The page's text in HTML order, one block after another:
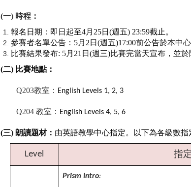
(一) 時程：
報名日期 ： 即日起至4月25日(週五) 23:59截止。
參賽者名單公告： 5月2 日 (週五)17:00前公告於本中心
比賽結果發布: 5月21 日(週三)比賽完當天宣布，並於
(二) 比賽地點：
Q203教室： English Levels 1, 2, 3
Q204 教室： English Levels 4, 5, 6
(三) 朗讀題材： 由英語教學中心指定。以下為各級數指
Level 指
Prism Intro: